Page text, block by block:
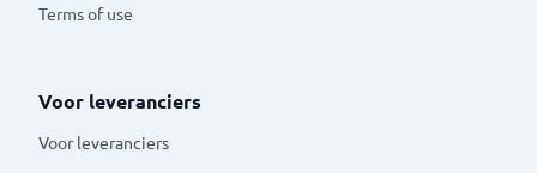
Terms of use
Voor leveranciers
Voor leveranciers